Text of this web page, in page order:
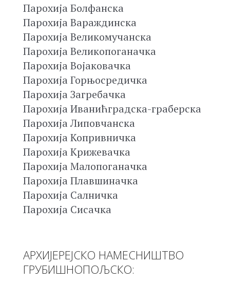
Парохија Болфанска
Парохија Вараждинска
Парохија Великомучанска
Парохија Великопоганачка
Парохија Војаковачка
Парохија Горњосредичка
Парохија Загребачка
Парохија Иванићградска-граберска
Парохија Липовчанска
Парохија Копривничка
Парохија Крижевачка
Парохија Малопоганачка
Парохија Плавшиначка
Парохија Салничка
Парохија Сисачка
АРХИЈЕРЕЈСКО НАМЕСНИШТВО
ГРУБИШНОПОЉСКО: